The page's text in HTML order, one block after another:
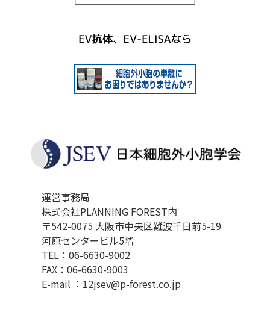
運営事務局
株式会社PLANNING FOREST内
〒542-0075 大阪市中央区難波千日前5-19
河原センタービル5階
TEL：06-6630-9002
FAX：06-6630-9003
E-mail ：12jsev@p-forest.co.jp